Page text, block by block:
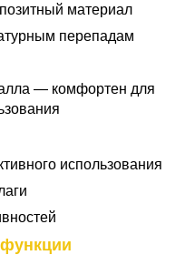
материал
перепадам
— комфортен для
использования